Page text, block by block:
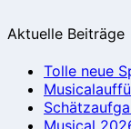
Aktuelle Beiträge
Tolle neue